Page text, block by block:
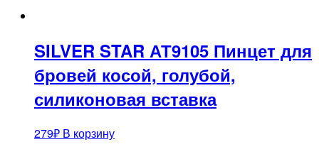
SILVER STAR АТ9105 Пинцет для
бровей косой, голубой,
силиконовая вставка
279₽ В корзину